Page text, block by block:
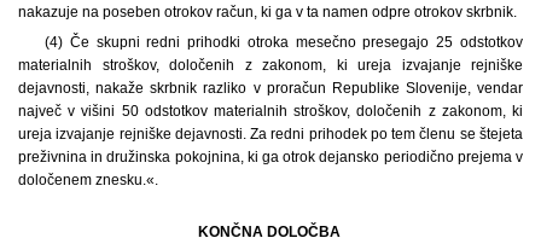
nakazuje na poseben otrokov račun, ki ga v ta namen odpre otrokov skrbnik.
(4) Če skupni redni prihodki otroka mesečno presegajo 25 odstotkov
materialnih stroškov, določenih z zakonom, ki ureja izvajanje rejniške
dejavnosti, nakaže skrbnik razliko v proračun Republike Slovenije, vendar
največ v višini 50 odstotkov materialnih stroškov, določenih z zakonom, ki
ureja izvajanje rejniške dejavnosti. Za redni prihodek po tem členu se štejeta
preživnina in družinska pokojnina, ki ga otrok dejansko periodično prejema v
določenem znesku.«.
KONČNA DOLOČBA